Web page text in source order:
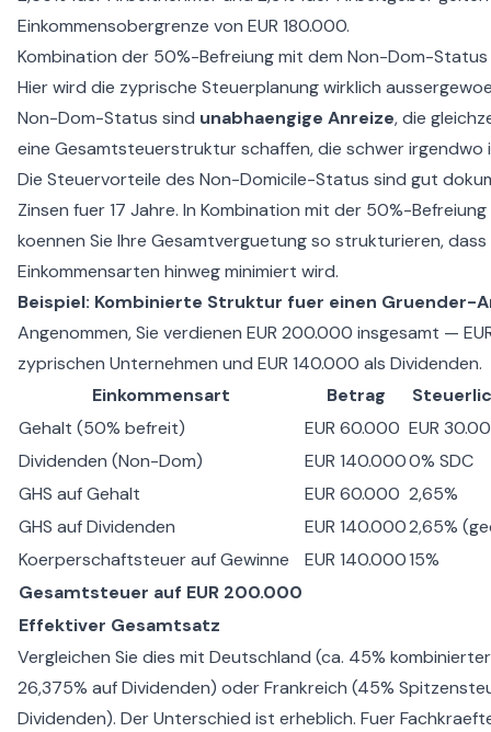
Einkommensobergrenze von EUR 180.000.
Kombination der 50%-Befreiung mit dem Non-Dom-Status
Hier wird die zyprische Steuerplanung wirklich
Non-Dom-Status sind unabhaengige Anreize, die
eine Gesamtsteuerstruktur schaffen, die schwer irgendwo
Die Steuervorteile des Non-Domicile-Status sind gut
Zinsen fuer 17 Jahre. In Kombination mit der 50%-
koennen Sie Ihre Gesamtverguetung so strukturieren,
Einkommensarten hinweg minimiert wird.
Beispiel: Kombinierte Struktur fuer einen Gruender-
Angenommen, Sie verdienen EUR 200.000 insgesamt —
zyprischen Unternehmen und EUR 140.000 als Dividenden.
Einkommensart
Betrag
Gehalt (50% befreit)
EUR 60.000 EUR
Dividenden (Non-Dom)
EUR 140.0000% SDC
GHS auf Gehalt
EUR 60.000 2,65%
GHS auf Dividenden
EUR 140.0002,65%
Koerperschaftsteuer auf Gewinne
EUR 140.00015%
Gesamtsteuer auf EUR 200.000
Effektiver Gesamtsatz
Vergleichen Sie dies mit Deutschland (ca. 45%
26,375% auf Dividenden) oder Frankreich (45%
Dividenden). Der Unterschied ist erheblich. Fuer